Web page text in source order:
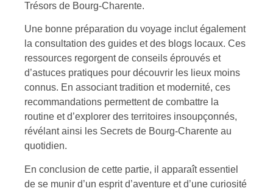
Trésors de Bourg-Charente.
Une bonne préparation du voyage inclut également
la consultation des guides et des blogs locaux. Ces
ressources regorgent de conseils éprouvés et
d’astuces pratiques pour découvrir les lieux moins
connus. En associant tradition et modernité, ces
recommandations permettent de combattre la
routine et d’explorer des territoires insoupçonnés,
révélant ainsi les Secrets de Bourg-Charente au
quotidien.
En conclusion de cette partie, il apparaît essentiel
de se munir d’un esprit d’aventure et d’une curiosité